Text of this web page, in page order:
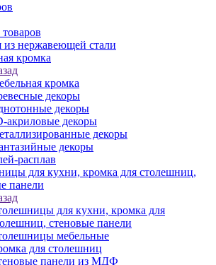
из нержавеющей стали
кромка
кромка
декоры
декоры
акриловые декоры
декоры
декоры
расплав
для кухни, кромка для столешниц,
панели
для кухни, кромка для
стеновые панели
мебельные
для столешниц
панели из МДФ